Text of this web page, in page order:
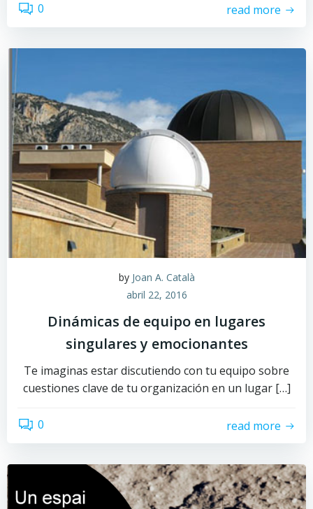
0 read more
by Joan A. Català
abril 22, 2016
Dinámicas de equipo en lugares
singulares y emocionantes
Te imaginas estar discutiendo con tu equipo sobre
cuestiones clave de tu organización en un lugar […]
0 read more